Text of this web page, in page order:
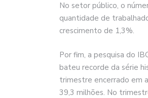
No setor público, o
quantidade de
crescimento de 1,3%.
Por fim, a pesquisa do
bateu recorde da série
trimestre encerrado em
39,3 milhões. No